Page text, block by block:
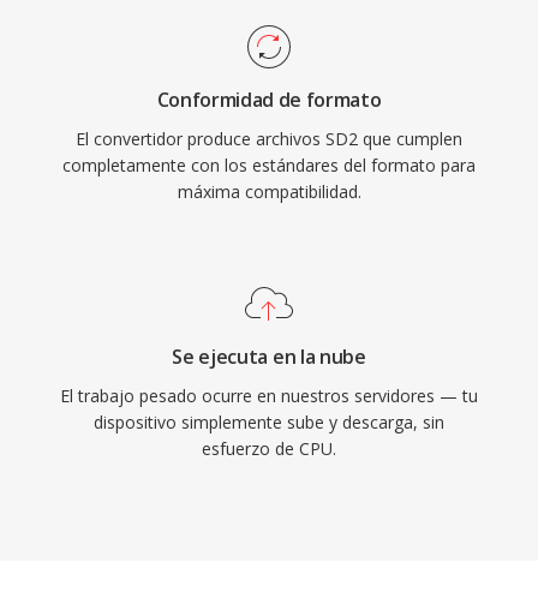
Conformidad de formato
El convertidor produce archivos SD2 que cumplen
completamente con los estándares del formato para
máxima compatibilidad.
Se ejecuta en la nube
El trabajo pesado ocurre en nuestros servidores — tu
dispositivo simplemente sube y descarga, sin
esfuerzo de CPU.